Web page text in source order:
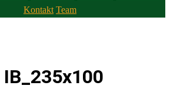
Kontakt Team